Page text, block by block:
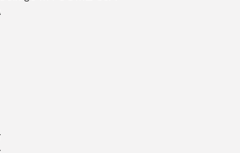
[GK] Guillermo del Toro